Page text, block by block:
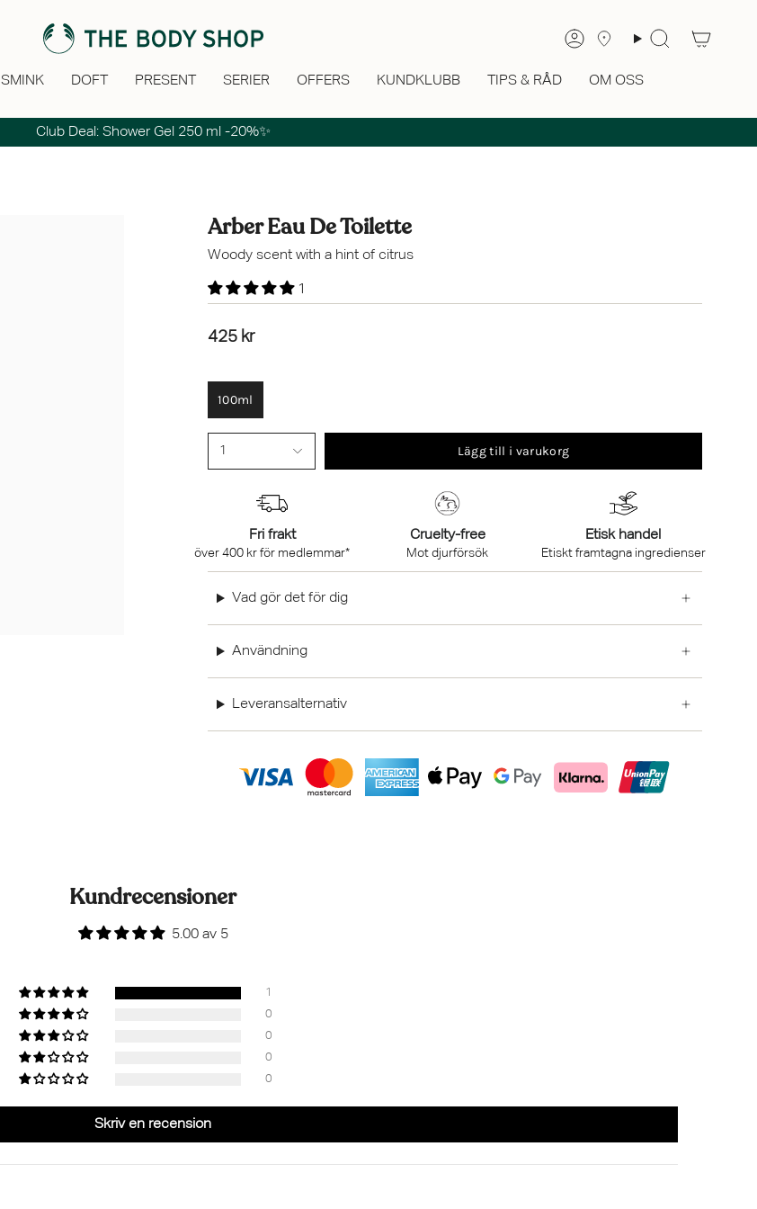
Konto Sök
SMINK DOFT PRESENT SERIER OFFERS KUNDKLUBB TIPS & RÅD OM OSS
Club Deal: Shower Gel 250 ml -20%✨
Arber Eau De Toilette
Woody scent with a hint of citrus
1
425 kr
100ml
1 Lägg till i varukorg
Fri frakt
över 400 kr för medlemmar*
Cruelty-free
Mot djurförsök
Etisk handel
Etiskt framtagna ingredienser
Vad gör det för dig
Användning
Leveransalternativ
Kundrecensioner
5.00 av 5
1
0
0
0
0
Skriv en recension